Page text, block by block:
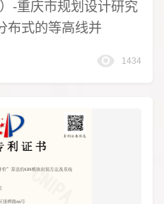
-重庆市规划设计研究
布式的等高线并
1434